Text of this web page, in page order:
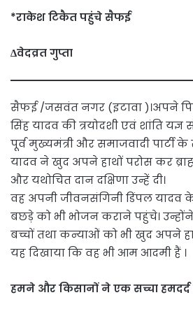
*राकेश टिकैत पहुंचे सैफई
∆वेदव्रत गुप्ता
सैफई /जसवंत नगर (इटावा )।अपने
सिंह यादव की त्रयोदशी एवं शांति
पूर्व मुख्यमंत्री और समाजवादी पार्टी के
यादव ने खुद अपने हाथों परोस कर
और यथोचित दान दक्षिणा उन्हें दी।
वह अपनी जीवनसंगिनी डिंपल
बछड़े को भी भोजन कराने पहुंचे।
बच्चों तथा कन्याओं को भी खुद अपने
यह दिखाया कि वह भी आम आदमी हैं ।
हमने और किसानों ने एक सच्चा हमदर्द